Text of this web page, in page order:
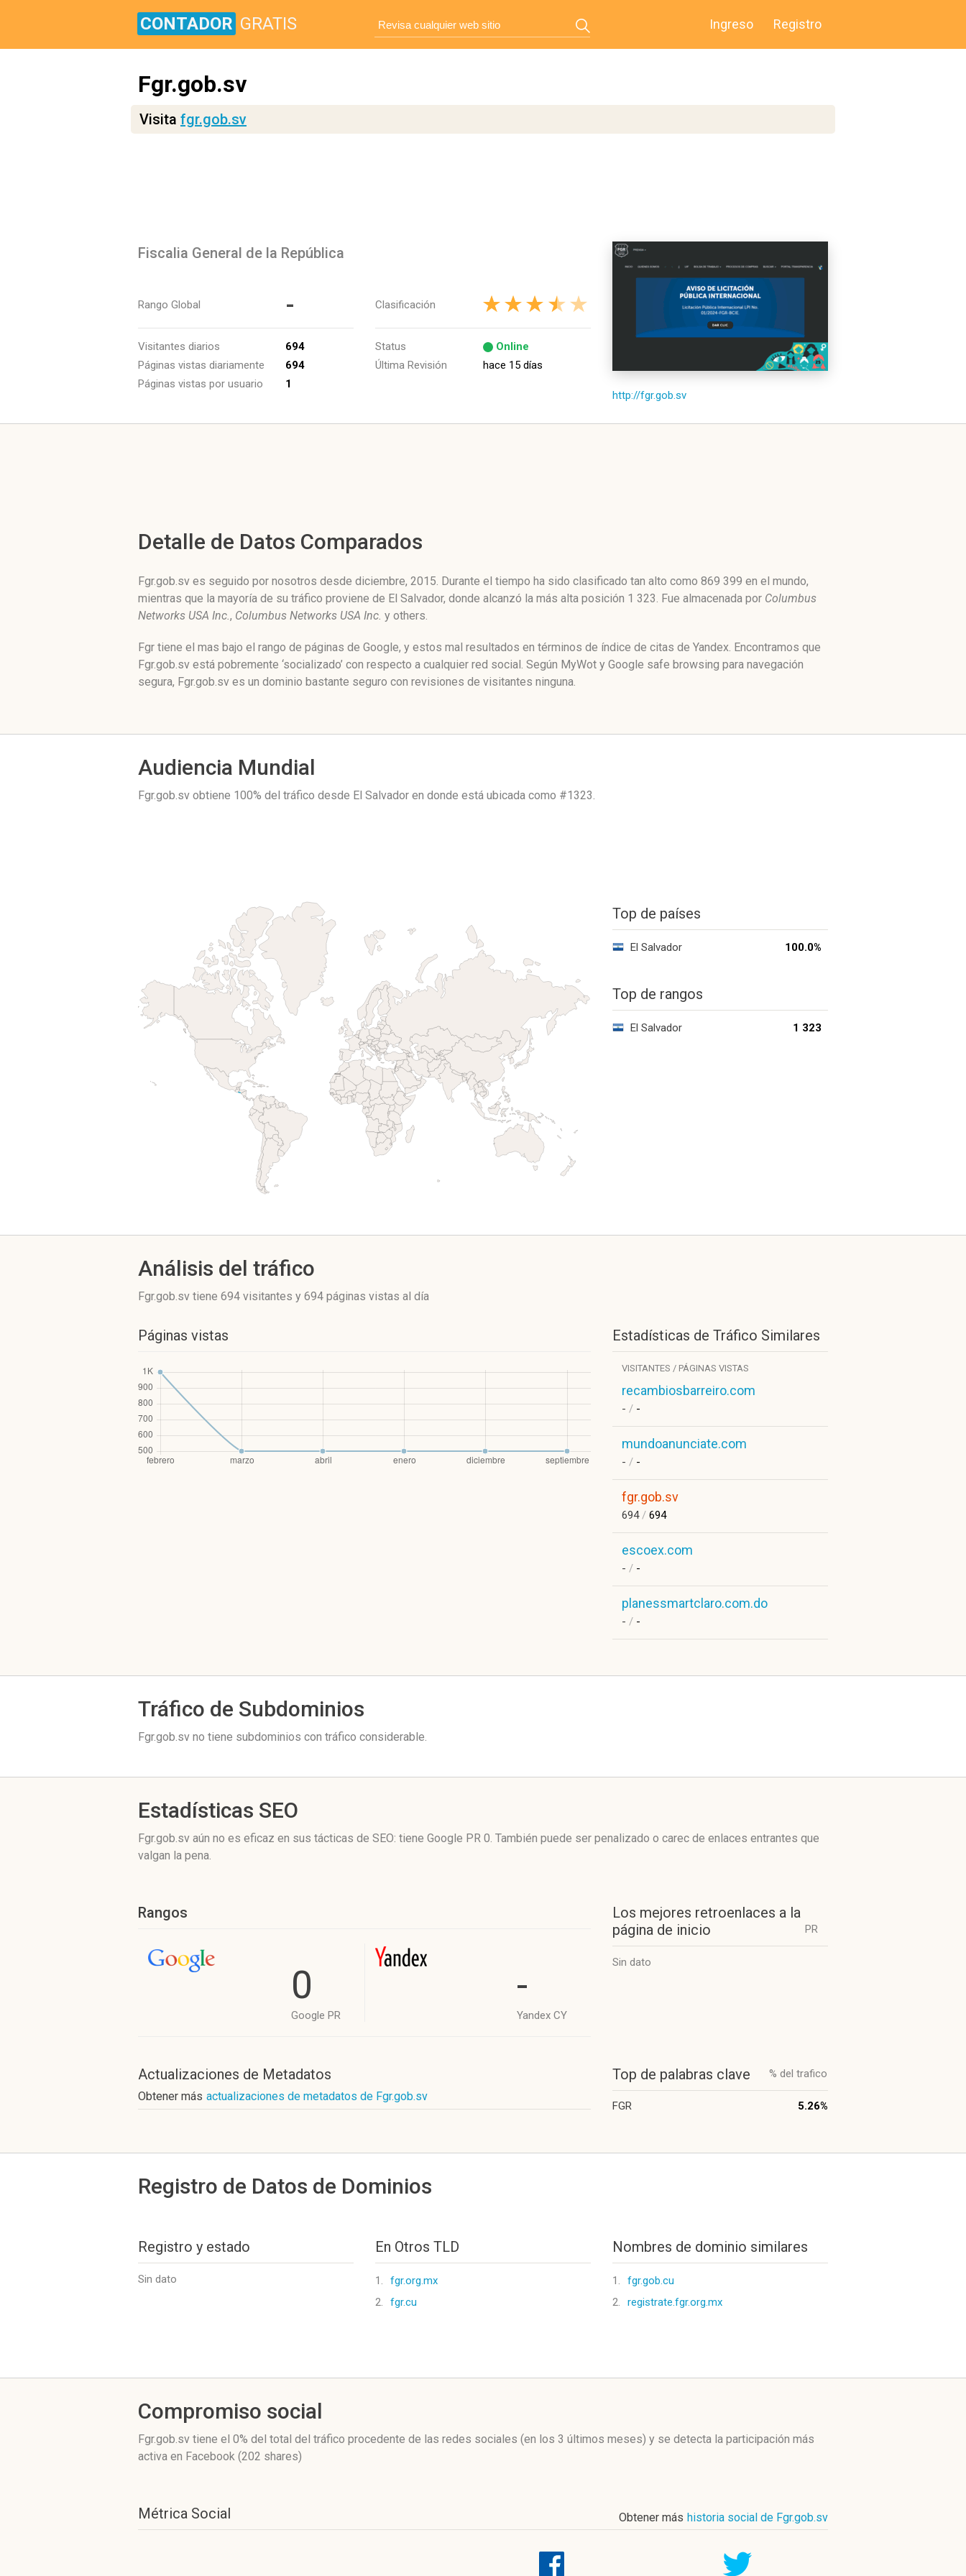
CONTADOR GRATIS Ingreso Registro
Fgr.gob.sv
Visita fgr.gob.sv
Fiscalia General de la República
Rango Global -
Visitantes diarios
694
Páginas vistas diariamente
694
Páginas vistas por usuario
1
Clasificación
Status
Online
Última Revisión
hace 15 días
http://fgr.gob.sv
Detalle de Datos Comparados
Fgr.gob.sv es seguido por nosotros desde diciembre, 2015. Durante el tiempo ha sido clasificado tan alto como 869 399 en el mundo,
mientras que la mayoría de su tráfico proviene de El Salvador, donde alcanzó la más alta posición 1 323. Fue almacenada por Columbus
Networks USA Inc., Columbus Networks USA Inc. y others.
Fgr tiene el mas bajo el rango de páginas de Google, y estos mal resultados en términos de índice de citas de Yandex. Encontramos que
Fgr.gob.sv está pobremente ‘socializado’ con respecto a cualquier red social. Según MyWot y Google safe browsing para navegación
segura, Fgr.gob.sv es un dominio bastante seguro con revisiones de visitantes ninguna.
Audiencia Mundial
Fgr.gob.sv obtiene 100% del tráfico desde El Salvador en donde está ubicada como #1323.
Top de países
El Salvador 100.0%
Top de rangos
El Salvador 1 323
Análisis del tráfico
Fgr.gob.sv tiene 694 visitantes y 694 páginas vistas al día
Páginas vistas Estadísticas de Tráfico Similares
VISITANTES / PÁGINAS VISTAS
recambiosbarreiro.com
- / -
mundoanunciate.com
- / -
fgr.gob.sv
694/ 694
escoex.com
- / -
planessmartclaro.com.do
- / -
Tráfico de Subdominios
Fgr.gob.sv no tiene subdominios con tráfico considerable.
Estadísticas SEO
Fgr.gob.sv aún no es eficaz en sus tácticas de SEO: tiene Google PR 0. También puede ser penalizado o carec de enlaces entrantes que
valgan la pena.
Rangos
0
Google PR
-
Yandex CY
Actualizaciones de Metadatos
Obtener más actualizaciones de metadatos de Fgr.gob.sv
Los mejores retroenlaces a la
página de inicio
PR
Sin dato
Top de palabras clave % del trafico
FGR 5.26%
Registro de Datos de Dominios
Registro y estado
Sin dato
En Otros TLD
1.
fgr.org.mx
2.
fgr.cu
Nombres de dominio similares
1.
fgr.gob.cu
2.
registrate.fgr.org.mx
Compromiso social
Fgr.gob.sv tiene el 0% del total del tráfico procedente de las redes sociales (en los 3 últimos meses) y se detecta la participación más
activa en Facebook (202 shares)
Métrica Social Obtener más historia social de Fgr.gob.sv